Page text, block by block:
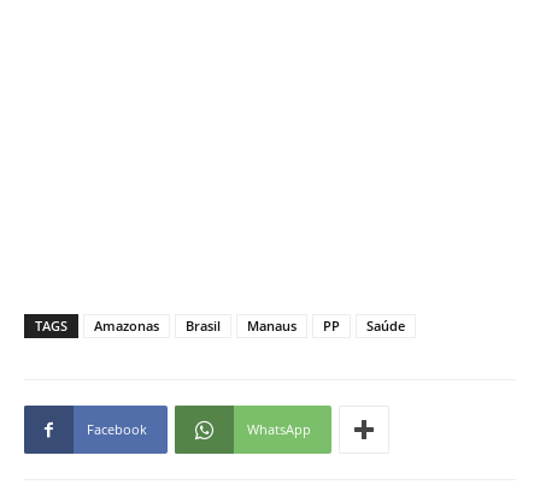
TAGS Amazonas Brasil Manaus PP Saúde
Facebook WhatsApp